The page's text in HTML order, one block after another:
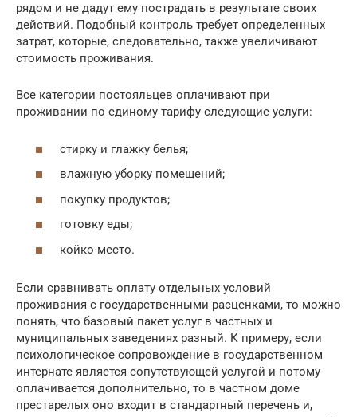
рядом и не дадут ему пострадать в результате своих
действий. Подобный контроль требует определенных
затрат, которые, следовательно, также увеличивают
стоимость проживания.
Все категории постояльцев оплачивают при
проживании по единому тарифу следующие услуги:
стирку и глажку белья;
влажную уборку помещений;
покупку продуктов;
готовку еды;
койко-место.
Если сравнивать оплату отдельных условий
проживания с государственными расценками, то можно
понять, что базовый пакет услуг в частных и
муниципальных заведениях разный. К примеру, если
психологическое сопровождение в государственном
интернате является сопутствующей услугой и потому
оплачивается дополнительно, то в частном доме
престарелых оно входит в стандартный перечень и,